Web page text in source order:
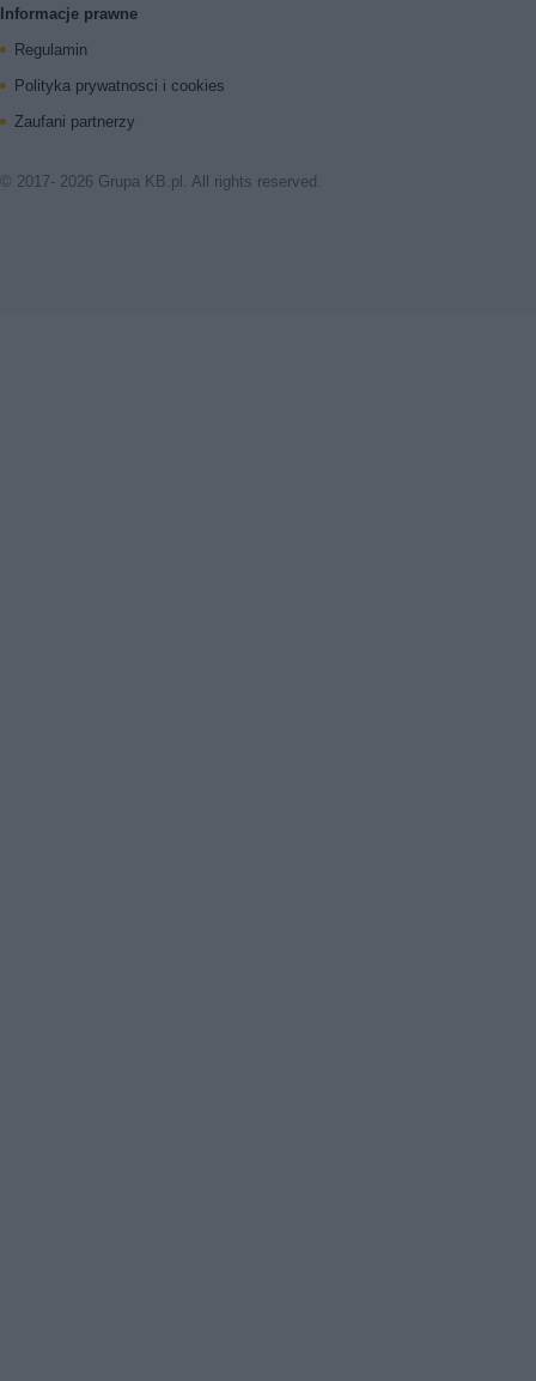
Informacje prawne
Regulamin
Polityka prywatnosci i cookies
Zaufani partnerzy
© 2017- 2026 Grupa KB.pl. All rights reserved.